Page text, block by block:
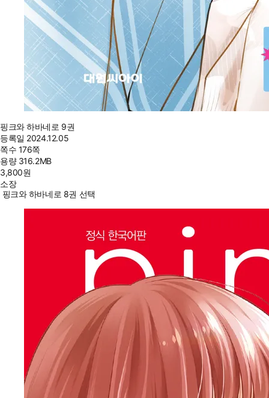
핑크와 하바네로 9권
등록일 2024.12.05
쪽수 176쪽
용량 316.2MB
3,800원
소장
핑크와 하바네로 8권 선택